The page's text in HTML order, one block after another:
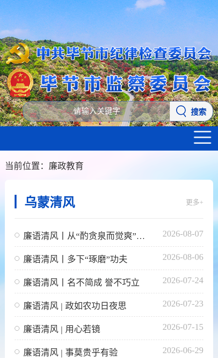
搜索
当前位置： 廉政教育
乌蒙清风 更多+
廉语清风丨从“酌贪泉而觉爽”中悟定力 2026-08-07
廉语清风丨多下“琢磨”功夫 2026-08-06
廉语清风丨名不简成 誉不巧立 2026-07-24
廉语清风 | 政如农功日夜思 2026-07-23
廉语清风 | 用心若镜 2026-07-15
廉语清风 | 事莫贵乎有验 2026-06-29